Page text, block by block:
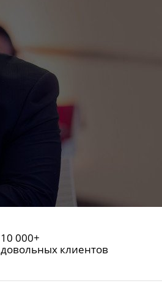
10 000+
довольных клиентов